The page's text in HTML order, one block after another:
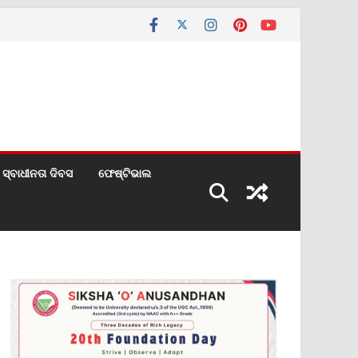
ସ୍ବାଧୀନତା ଦିବସ ଫେଷ୍ଟିଭାଲ